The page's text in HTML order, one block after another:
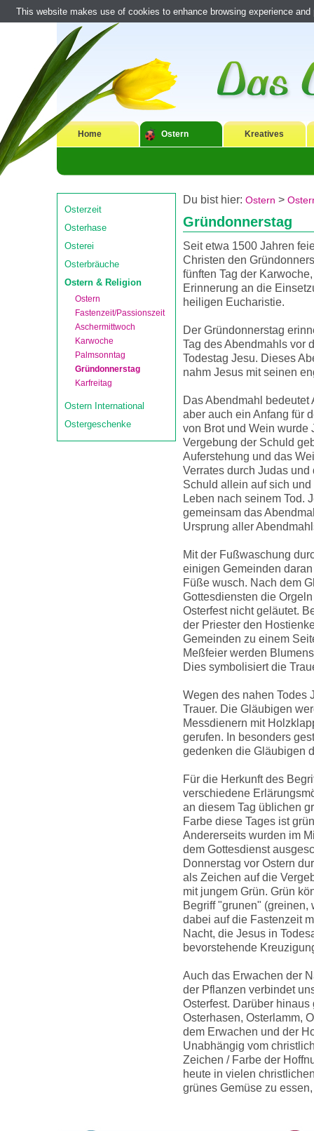
Home Ostern Kreatives
Osterzeit
Osterhase
Osterei
Osterbräuche
Ostern & Religion
Ostern
Fastenzeit/Passionszeit
Aschermittwoch
Karwoche
Palmsonntag
Gründonnerstag
Karfreitag
Ostern International
Ostergeschenke
Du bist hier: Ostern >
Gründonnerstag
Seit etwa 1500 Jahren
Christen den
fünften Tag der
Erinnerung an die
heiligen Eucharistie.
Der Gründonnerstag
Tag des Abendmahls vor
Todestag Jesu. Dieses
nahm Jesus mit seinen
Das Abendmahl
aber auch ein Anfang für
von Brot und Wein wurde
Vergebung der Schuld
Auferstehung und das
Verrates durch Judas
Schuld allein auf sich
Leben nach seinem Tod.
gemeinsam das
Ursprung aller
Mit der Fußwaschung
einigen Gemeinden
Füße wusch. Nach dem
Gottesdiensten die
Osterfest nicht geläutet.
der Priester den
Gemeinden zu einem
Meßfeier werden
Dies symbolisiert die
Wegen des nahen Todes
Trauer. Die Gläubigen
Messdienern mit
gerufen. In besonders
gedenken die Gläubigen
Für die Herkunft des
verschiedene
an diesem Tag üblichen
Farbe diese Tages ist
Andererseits wurden im
dem Gottesdienst
Donnerstag vor Ostern
als Zeichen auf die
mit jungem Grün. Grün
Begriff "grunen"
dabei auf die Fastenzeit
Nacht, die Jesus in
bevorstehende
Auch das Erwachen der
der Pflanzen verbindet
Osterfest. Darüber
Osterhasen, Osterlamm,
dem Erwachen und der
Unabhängig vom
Zeichen / Farbe der
heute in vielen
grünes Gemüse zu
This website makes use of cookies to enhance browsing experience